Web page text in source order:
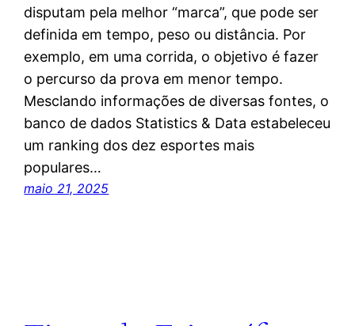
disputam pela melhor “marca”, que pode ser
definida em tempo, peso ou distância. Por
exemplo, em uma corrida, o objetivo é fazer
o percurso da prova em menor tempo.
Mesclando informações de diversas fontes, o
banco de dados Statistics & Data estabeleceu
um ranking dos dez esportes mais
populares…
maio 21, 2025